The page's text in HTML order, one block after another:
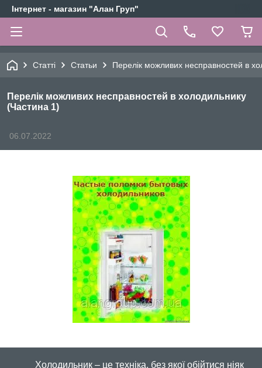
Інтернет - магазин "Алан Груп"
Статті Статьи Перелік можливих несправностей в
Перелік можливих несправностей в холодильнику
(Частина 1)
06.07.2022
Холодильник – це техніка, без якої обійтися ніяк